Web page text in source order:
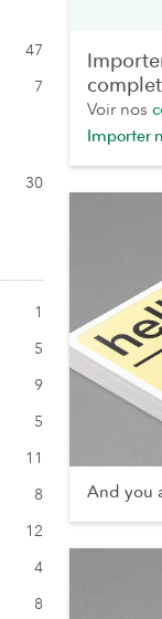
47
7
30
1
5
9
5
11
8
12
4
8
complet
Voir nos
Importer
And you